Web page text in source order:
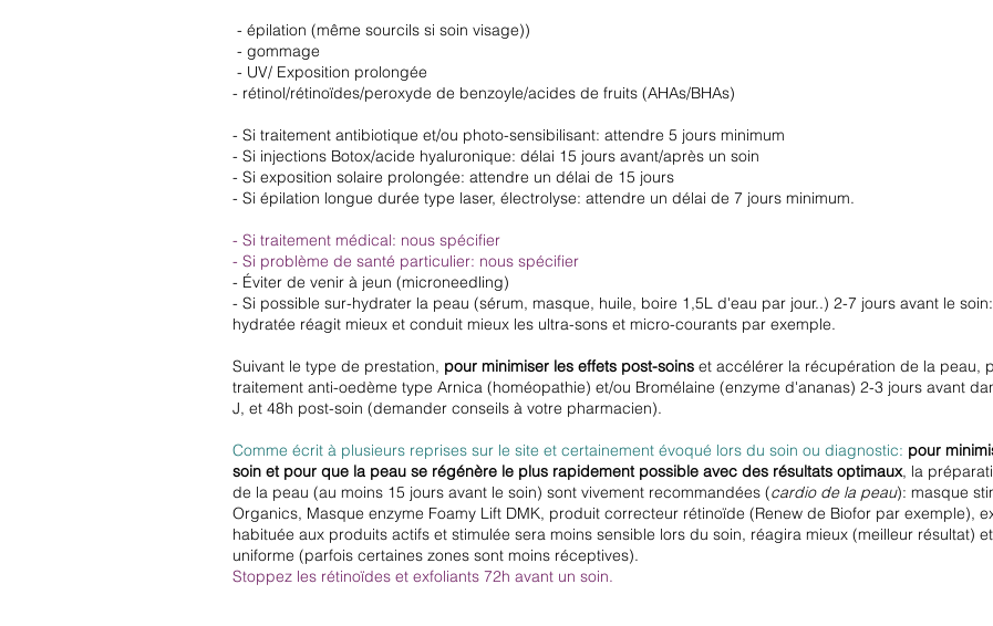
- épilation (même sourcils si soin visage))
- gommage
- UV/ Exposition prolongée
- rétinol/rétinoïdes/peroxyde de benzoyle/acides de fruits (AHAs/BHAs)
- Si traitement antibiotique et/ou photo-sensibilisant: attendre 5 jours minimum
- Si injections Botox/acide hyaluronique: délai 15 jours avant/après un soin
- Si exposition solaire prolongée: attendre un délai de 15 jours
- Si épilation longue durée type laser, électrolyse: attendre un délai de 7 jours minimum.
- Si traitement médical: nous spécifier
- Si problème de santé particulier: nous spécifier
- Éviter de venir à jeun (microneedling)
- Si possible sur-hydrater la peau (sérum, masque, huile, boire 1,5L d'eau par jour..) 2-7 jours avant le
hydratée réagit mieux et conduit mieux les ultra-sons et micro-courants par exemple.
Suivant le type de prestation, pour minimiser les effets post-soins et accélérer la récupération de la peau,
traitement anti-oedème type Arnica (homéopathie) et/ou Bromélaine (enzyme d'ananas) 2-3 jours avant
J, et 48h post-soin (demander conseils à votre pharmacien).
Comme écrit à plusieurs reprises sur le site et certainement évoqué lors du soin ou diagnostic: pour
soin et pour que la peau se régénère le plus rapidement possible avec des résultats optimaux, la
de la peau (au moins 15 jours avant le soin) sont vivement recommandées (cardio de la peau): masque
Organics, Masque enzyme Foamy Lift DMK, produit correcteur rétinoïde (Renew de Biofor par exemple),
habituée aux produits actifs et stimulée sera moins sensible lors du soin, réagira mieux (meilleur résultat)
uniforme (parfois certaines zones sont moins réceptives).
Stoppez les rétinoïdes et exfoliants 72h avant un soin.